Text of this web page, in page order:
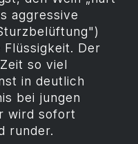
aggressive
Der
so viel
in deutlich
bei jungen
wird sofort
runder.